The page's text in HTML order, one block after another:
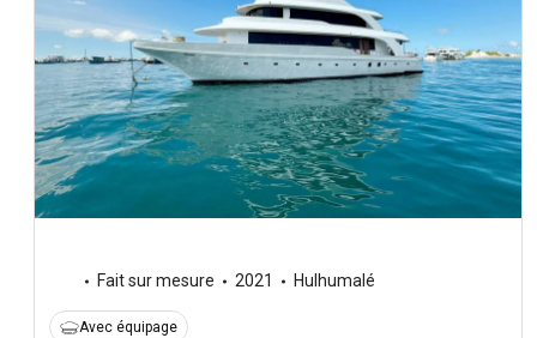
Fait sur mesure 2021 Hulhumalé
Avec équipage